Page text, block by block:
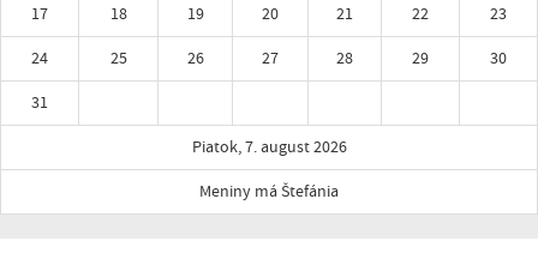
17
18 19 20 21 22
23
24
25 26 27 28 29
30
31
Piatok, 7. august 2026
Meniny má Štefánia